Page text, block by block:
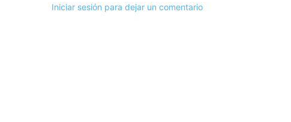
Iniciar sesión para dejar un comentario